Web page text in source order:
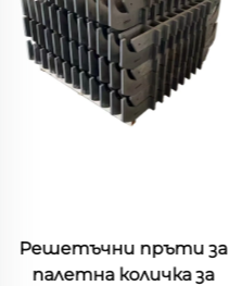
Решетъчни пръти за
палетна количка за